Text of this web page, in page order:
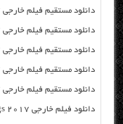
دانلود مستقیم فیلم خارجی From Straight As 2017 از سرور سایت
دانلود مستقیم فیلم خارجی Zeroville 2017 از سرور سایت
دانلود مستقیم فیلم خارجی The Mummy 2017 از سرور سایت
دانلود مستقیم فیلم خارجی The Fate of the Furious 2017 از سرور سایت
دانلود مستقیم فیلم خارجی Running Wild 2017 از سرور سایت
دانلود فیلم خارجی Rings 2017 از سرور سایت